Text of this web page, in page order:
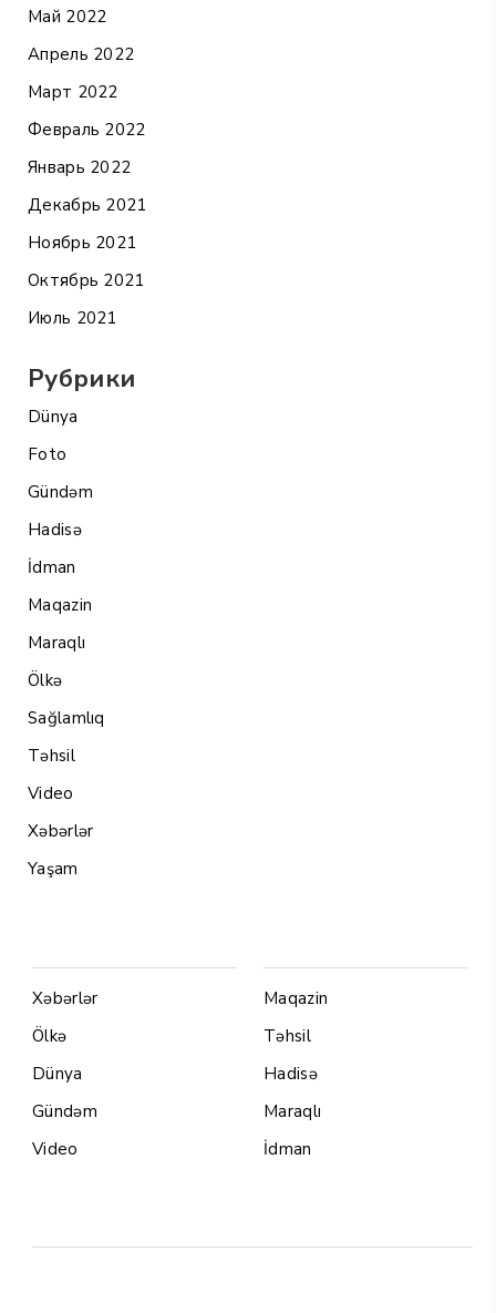
Май 2022
Апрель 2022
Март 2022
Февраль 2022
Январь 2022
Декабрь 2021
Ноябрь 2021
Октябрь 2021
Июль 2021
Рубрики
Dünya
Foto
Gündəm
Hadisə
İdman
Maqazin
Maraqlı
Ölkə
Sağlamlıq
Təhsil
Video
Xəbərlər
Yaşam
Xəbərlər
Ölkə
Dünya
Gündəm
Video
Maqazin
Təhsil
Hadisə
Maraqlı
İdman